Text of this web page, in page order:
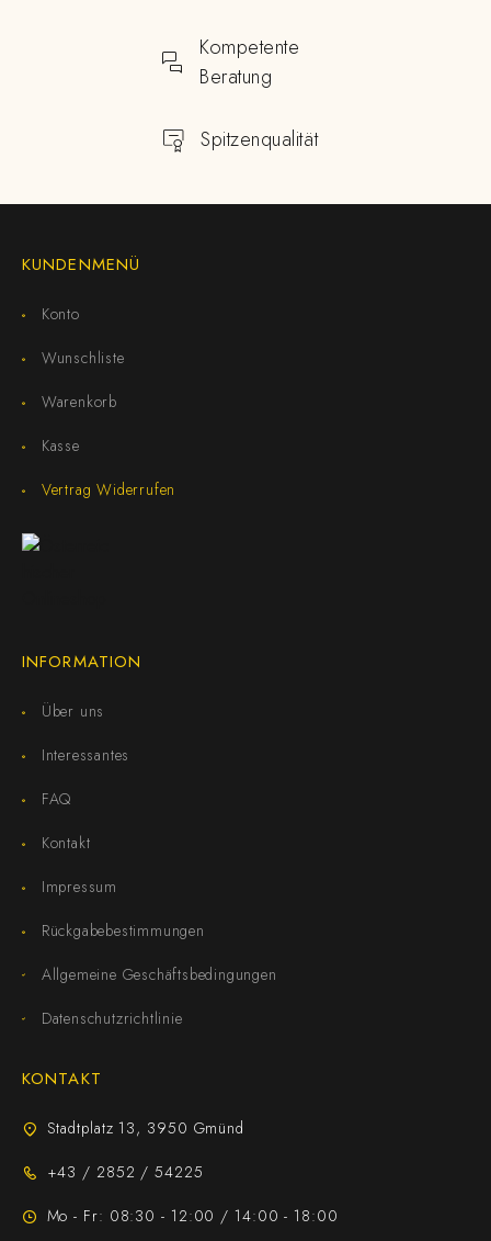
Kompetente
Beratung
Spitzenqualität
KUNDENMENÜ
Konto
Wunschliste
Warenkorb
Kasse
Vertrag Widerrufen
INFORMATION
Über uns
Interessantes
FAQ
Kontakt
Impressum
Rückgabebestimmungen
Allgemeine Geschäftsbedingungen
Datenschutzrichtlinie
KONTAKT
Stadtplatz 13, 3950 Gmünd
+43 / 2852 / 54225
Mo - Fr: 08:30 - 12:00 / 14:00 - 18:00